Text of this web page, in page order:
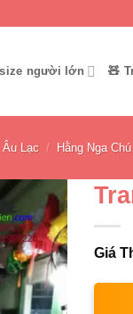
người lớn 🧸
Âu Lạc / Hằng Nga
Giá